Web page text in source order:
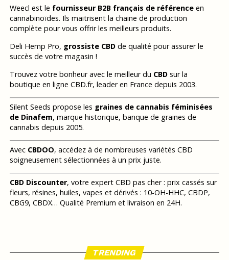
Weecl est le fournisseur B2B français de référenceen
cannabinoïdes. Ils maitrisent la chaine de production
complète pour vous offrir les meilleurs produits.
Deli Hemp Pro, grossiste CBDde qualité pour assurer le
succès de votre magasin !
Trouvez votre bonheur avec le meilleur du CBDsur la
boutique en ligne CBD.fr, leader en France depuis 2003.
Silent Seeds propose les graines de cannabis féminisées
de Dinafem, marque historique, banque de graines de
cannabis depuis 2005.
Avec CBDOO, accédez à de nombreuses variétés CBD
soigneusement sélectionnées à un prix juste.
CBD Discounter, votre expert CBD pas cher : prix cassés sur
fleurs, résines, huiles, vapes et dérivés : 10-OH-HHC, CBDP,
CBG9, CBDX… Qualité Premium et livraison en 24H.
TRENDING